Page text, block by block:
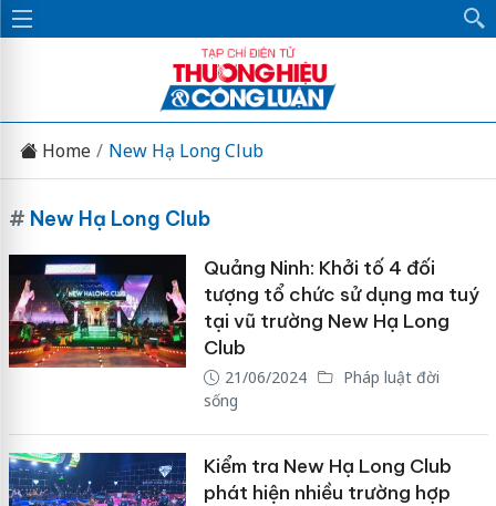
Home New Hạ Long Club
# New Hạ Long Club
Quảng Ninh: Khởi tố 4 đối
tượng tổ chức sử dụng ma tuý
tại vũ trường New Hạ Long
Club
21/06/2024
Pháp luật đời
sống
Kiểm tra New Hạ Long Club
phát hiện nhiều trường hợp